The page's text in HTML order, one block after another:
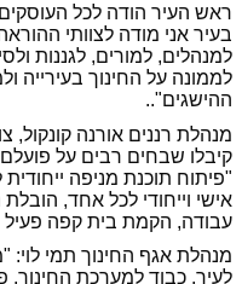
ראש העיר הודה לכל
בעיר אני מודה לצוותי
למנהלים, למורים, לגננות
לממונה על החינוך בעירייה
ההישגים"..
מנהלת רננים אורנה
קיבלו שבחים רבים על
"פיתוח תוכנת מניפה
אישי וייחודי לכל אחד,
עבודה, הקמת בית קפה פעיל
מנהלת אגף החינוך תמי
לעיר, כבוד למערכת החינוך,